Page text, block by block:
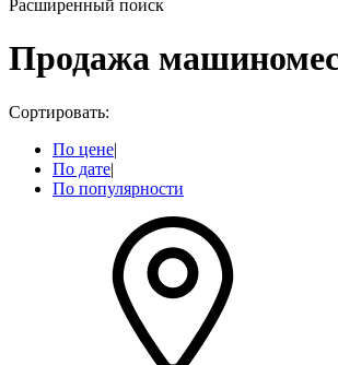
Расширенный поиск
Продажа
Сортировать:
По цене|
По дате|
По популярности